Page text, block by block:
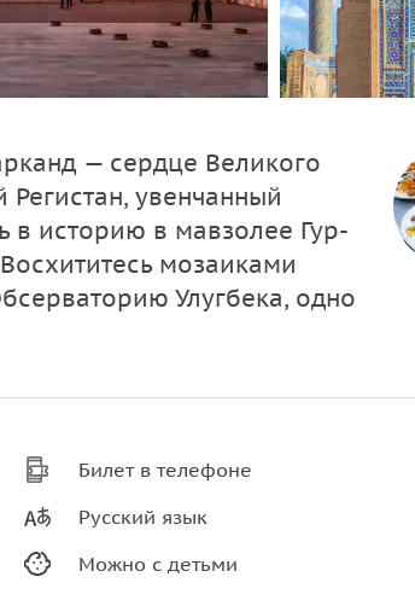
— сердце Великого
увенчанный
в историю в мавзолее Гур-
мозаиками
Улугбека, одно
Билет в телефоне
Русский язык
Можно с детьми